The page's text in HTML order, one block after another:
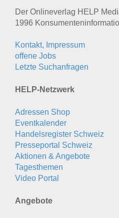
Der Onlineverlag HELP
1996
Kontakt, Impressum
offene Jobs
Letzte Suchanfragen
HELP-Netzwerk
Adressen Shop
Eventkalender
Handelsregister Schweiz
Presseportal Schweiz
Aktionen & Angebote
Tagesthemen
Video Portal
Angebote